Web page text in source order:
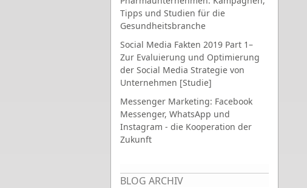
Tipps und Studien für die
Gesundheitsbranche
Social Media Fakten 2019 Part 1–
Zur Evaluierung und Optimierung
der Social Media Strategie von
Unternehmen [Studie]
Messenger Marketing: Facebook
Messenger, WhatsApp und
Instagram - die Kooperation der
Zukunft
BLOG ARCHIV
Seiten